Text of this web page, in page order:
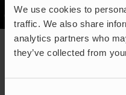
We use cookies to
traffic. We also share
analytics partners who
they’ve collected from